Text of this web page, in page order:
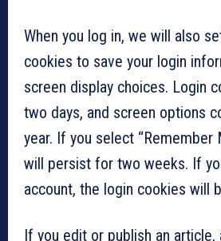
When you log in, we will also
cookies to save your login
screen display choices. Login
two days, and screen options
year. If you select “Remember
will persist for two weeks. If
account, the login cookies will
If you edit or publish an article,